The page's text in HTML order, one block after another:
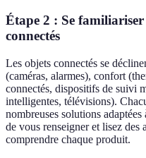
Étape 2 : Se
connectés
Les objets connectés se
(caméras, alarmes), confort
connectés, dispositifs de suivi
intelligentes, télévisions).
nombreuses solutions
de vous renseigner et lisez
comprendre chaque produit.